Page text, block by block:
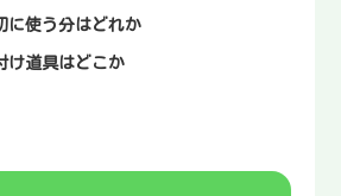
に使う分はどれか
け道具はどこか